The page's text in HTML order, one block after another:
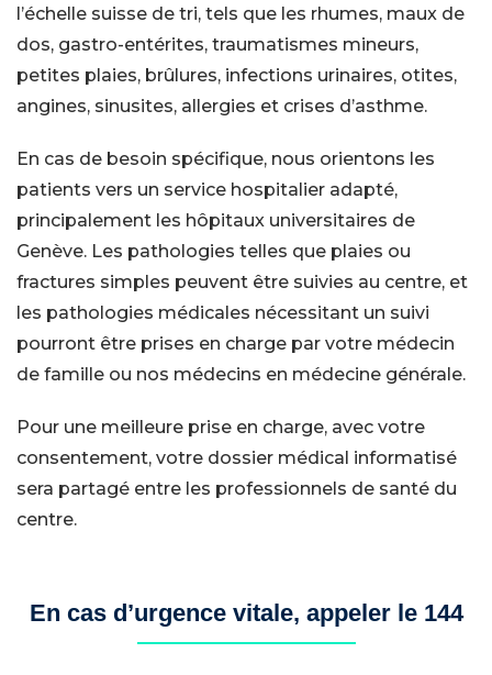
l’échelle suisse de tri, tels que les rhumes, maux de
dos, gastro-entérites, traumatismes mineurs,
petites plaies, brûlures, infections urinaires, otites,
angines, sinusites, allergies et crises d’asthme.
En cas de besoin spécifique, nous orientons les
patients vers un service hospitalier adapté,
principalement les hôpitaux universitaires de
Genève. Les pathologies telles que plaies ou
fractures simples peuvent être suivies au centre, et
les pathologies médicales nécessitant un suivi
pourront être prises en charge par votre médecin
de famille ou nos médecins en médecine générale.
Pour une meilleure prise en charge, avec votre
consentement, votre dossier médical informatisé
sera partagé entre les professionnels de santé du
centre.
En cas d’urgence vitale, appeler le 144